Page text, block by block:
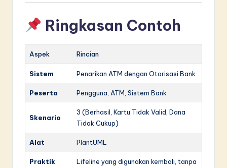
Ringkasan Contoh
Aspek Rincian
Sistem Penarikan ATM dengan Otorisasi Bank
Peserta Pengguna, ATM, Sistem Bank
Skenario
3 (Berhasil, Kartu Tidak Valid, Dana
Tidak Cukup)
Alat PlantUML
Praktik
Lifeline yang digunakan kembali, tanpa